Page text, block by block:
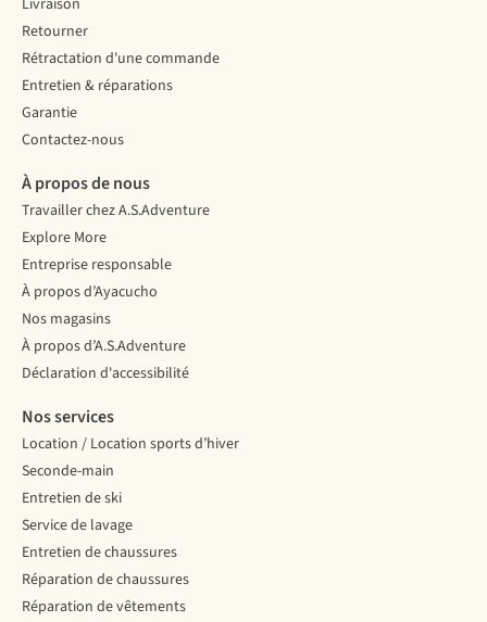
Livraison
Retourner
Rétractation d'une commande
Entretien & réparations
Garantie
Contactez-nous
À propos de nous
Travailler chez A.S.Adventure
Explore More
Entreprise responsable
À propos d’Ayacucho
Nos magasins
À propos d’A.S.Adventure
Déclaration d'accessibilité
Nos services
Location / Location sports d’hiver
Seconde-main
Entretien de ski
Service de lavage
Entretien de chaussures
Réparation de chaussures
Réparation de vêtements